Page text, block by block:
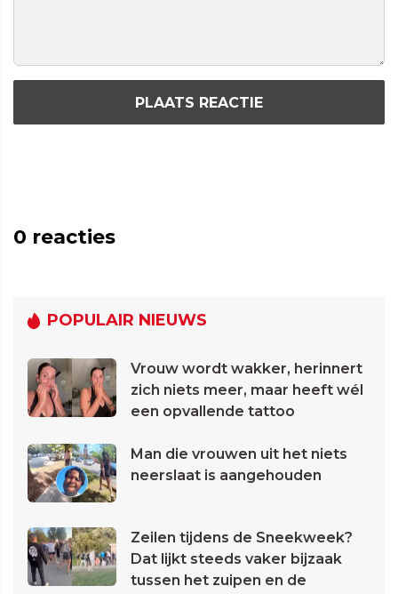
PLAATS REACTIE
0 reacties
POPULAIR NIEUWS
Vrouw wordt wakker, herinnert
zich niets meer, maar heeft wél
een opvallende tattoo
Man die vrouwen uit het niets
neerslaat is aangehouden
Zeilen tijdens de Sneekweek?
Dat lijkt steeds vaker bijzaak
tussen het zuipen en de